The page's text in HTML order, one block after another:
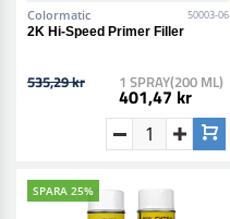
Colormatic 50003-06
2K Hi-Speed Primer Filler
535,29 kr 1 SPRAY(200 ML)
401,47 kr
SPARA 25%